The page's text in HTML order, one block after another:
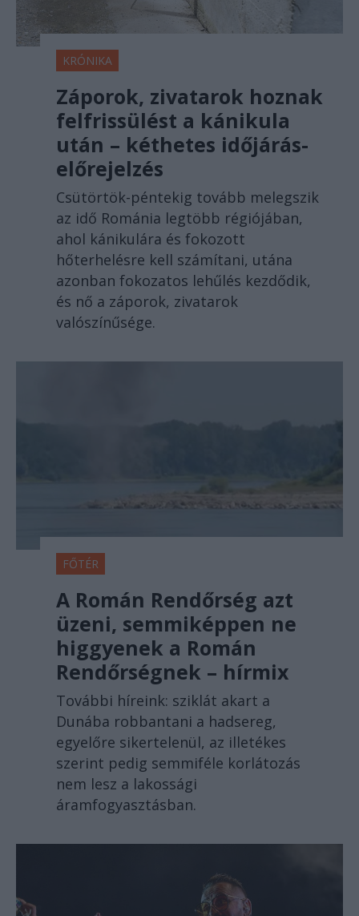
KRÓNIKA
Záporok, zivatarok hoznak
felfrissülést a kánikula
után – kéthetes időjárás-
előrejelzés
Csütörtök-péntekig tovább melegszik
az idő Románia legtöbb régiójában,
ahol kánikulára és fokozott
hőterhelésre kell számítani, utána
azonban fokozatos lehűlés kezdődik,
és nő a záporok, zivatarok
valószínűsége.
FŐTÉR
A Román Rendőrség azt
üzeni, semmiképpen ne
higgyenek a Román
Rendőrségnek – hírmix
További híreink: sziklát akart a
Dunába robbantani a hadsereg,
egyelőre sikertelenül, az illetékes
szerint pedig semmiféle korlátozás
nem lesz a lakossági
áramfogyasztásban.